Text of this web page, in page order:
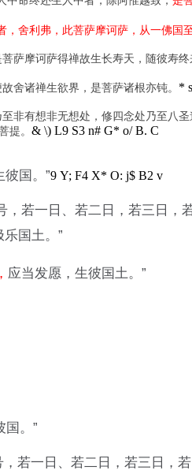
舍利弗，此菩萨摩诃萨，从一佛国
萨摩诃萨得禅故生长寿天，随彼寿
舍诸禅生欲界，是菩萨诸根亦钝。 *
非有想非无想处，修四念处乃至
提。 & \) L9 S3 n# G* o/ B. C
彼国。”9 Y; F4 X* O: j$ B2 v
若一日、若二日，若三日
国土。”
应当发愿，生彼国土。”
国。”
若一日、若二日，若三日